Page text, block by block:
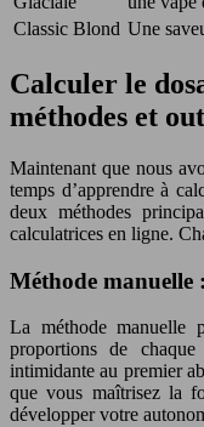
Classic Blond Une
Calculer le
méthodes et
Maintenant que nous
temps d’apprendre à
deux méthodes
calculatrices en ligne.
Méthode manuelle
La méthode manuelle
proportions de
intimidante au premier
que vous maîtrisez la
développer votre